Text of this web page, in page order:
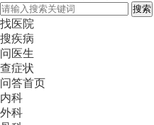
搜索
找医院
搜疾病
问医生
查症状
问答首页
内科
外科